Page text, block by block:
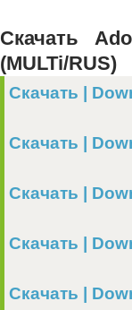
Скачать
(MULTi/RUS)
Скачать |
Скачать |
Скачать |
Скачать |
Скачать |